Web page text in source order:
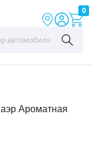
0
Ароматная